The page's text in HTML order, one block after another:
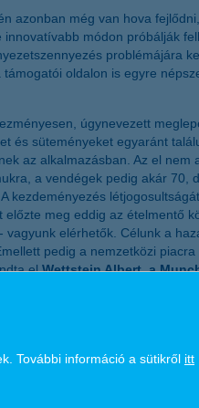
K&H e-
K&H
azonban még van hova
módon próbálják
problémájára
oldalon is egyre
úgynevezett
és süteményeket egyaránt
az alkalmazásban. Az el nem
a vendégek pedig akár 70,
kezdeményezés
meg eddig az ételmentő
elérhetők. Célunk a
pedig a nemzetközi piacra
elWettstein Albert, a
pénzügyi befektetések
között versenyzőinek az
További információ a sütikről itt